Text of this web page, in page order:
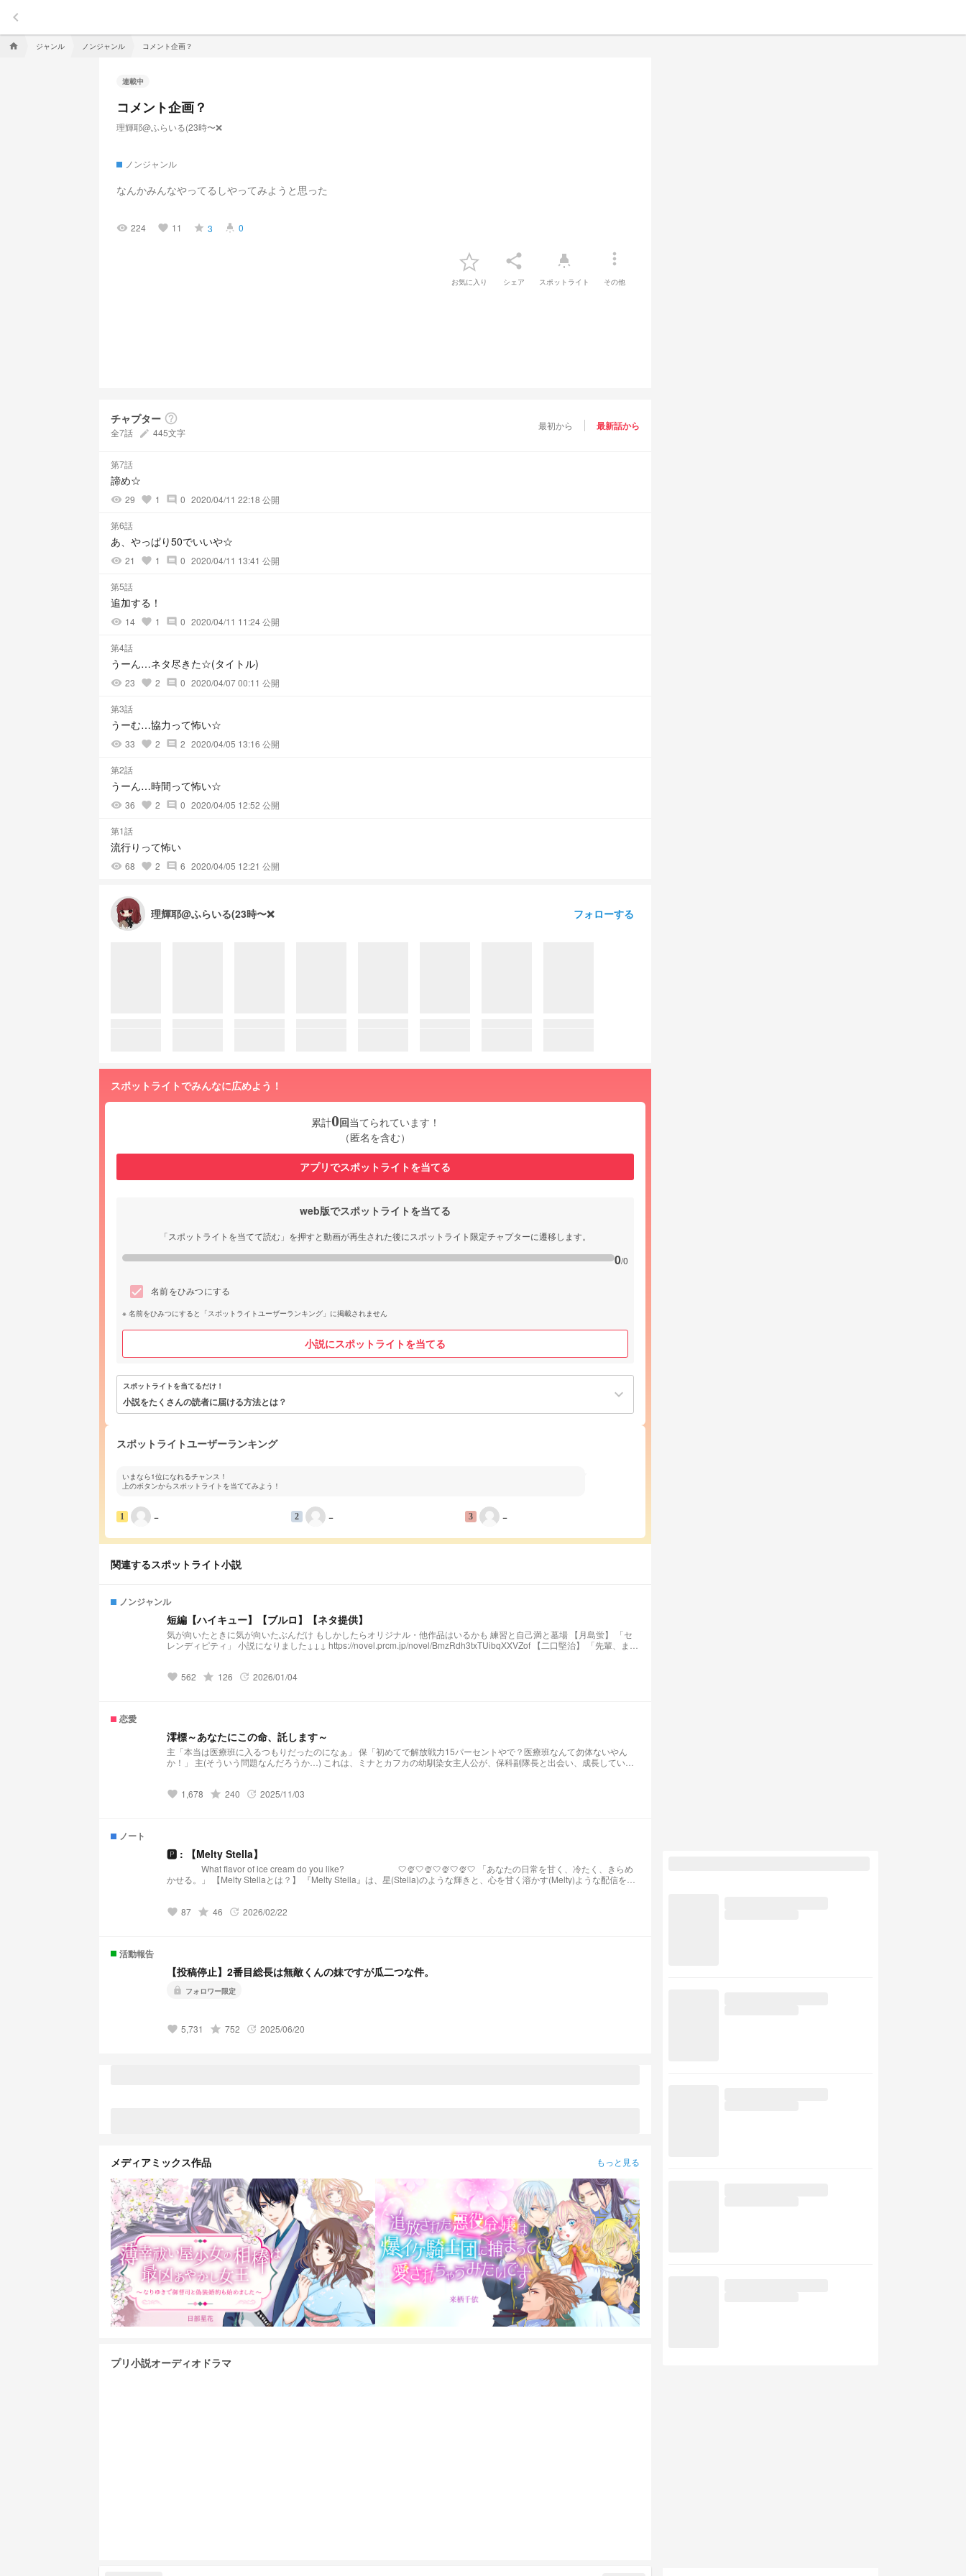
keyboard_arrow_left
home ジャンル ノンジャンル コメント企画？
連載中
コメント企画？
理輝耶@ふらいる(23時〜❌
ノンジャンル
なんかみんなやってるしやってみようと思った
visibility 224 favorite 11 grade 3 highlight 0
お気に入り
share
シェア
highlight
スポットライト
more_vert
その他
チャプター help_outline
全7話 create 445文字
最初から 最新話から
第7話
諦め☆
visibility 29 favorite 1 comment 0 2020/04/11 22:18 公開
第6話
あ、やっぱり50でいいや☆
visibility 21 favorite 1 comment 0 2020/04/11 13:41 公開
第5話
追加する！
visibility 14 favorite 1 comment 0 2020/04/11 11:24 公開
第4話
うーん…ネタ尽きた☆(タイトル)
visibility 23 favorite 2 comment 0 2020/04/07 00:11 公開
第3話
うーむ…協力って怖い☆
visibility 33 favorite 2 comment 2 2020/04/05 13:16 公開
第2話
うーん…時間って怖い☆
visibility 36 favorite 2 comment 0 2020/04/05 12:52 公開
第1話
流行りって怖い
visibility 68 favorite 2 comment 6 2020/04/05 12:21 公開
理輝耶@ふらいる(23時〜❌ フォローする
スポットライトでみんなに広めよう！
累計0回当てられています！
（匿名を含む）
アプリでスポットライトを当てる
web版でスポットライトを当てる
「スポットライトを当てて読む」を押すと動画が再生された後にスポットライト限定チャプターに遷移します。
0/0
名前をひみつにする
名前をひみつにすると「スポットライトユーザーランキング」に掲載されません
小説にスポットライトを当てる
スポットライトを当てるだけ！
小説をたくさんの読者に届ける方法とは？ keyboard_arrow_down
スポットライトユーザーランキング
いまなら1位になれるチャンス！
上のボタンからスポットライトを当ててみよう！
1 − 2 − 3 −
関連するスポットライト小説
ノンジャンル
短編【ハイキュー】【ブルロ】【ネタ提供】
気が向いたときに気が向いたぶんだけ もしかしたらオリジナル・他作品はいるかも 練習と自己満と墓場 【月島蛍】 「セ
レンディピティ」 小説になりました↓↓↓ https://novel.prcm.jp/novel/BmzRdh3txTUibqXXVZof 【二口堅治】 「先輩、まだ
てた彼女が”浮いて”いた」 小説になりました↓ ↓ ↓ https://novel.prcm.jp/novel/wm18GhLSixpJNbKeARoK 【宮侑】(角名)
favorite 562 grade 126 update 2026/01/04
恋愛
澪標～あなたにこの命、託します～
主「本当は医療班に入るつもりだったのになぁ」 保「初めてで解放戦力15パーセントやで？医療班なんて勿体ないやん
か！」 主(そういう問題なんだろうか…) これは、ミナとカフカの幼馴染女主人公が、保科副隊長と出会い、成長していく
favorite 1,678 grade 240 update 2025/11/03
ノート
🅿︎ : 【Melty Stella】
What flavor of ice cream do you like? 🤍🍨🤍🍨🤍🍨🤍🍨🤍 「あなたの日常を甘く、冷たく、きらめ
かせる。」 【Melty Stellaとは？】 『Melty Stella』は、星(Stella)のような輝きと、心を甘く溶かす(Melty)ような配信を届
favorite 87 grade 46 update 2026/02/22
活動報告
【投稿停止】2番目総長は無敵くんの妹ですが瓜二つな件。
lock フォロワー限定
favorite 5,731 grade 752 update 2025/06/20
メディアミックス作品 もっと見る
プリ小説オーディオドラマ